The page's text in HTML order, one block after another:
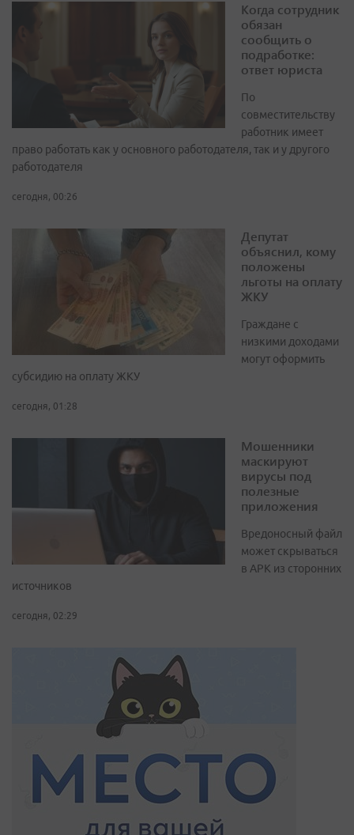
Когда сотрудник
обязан
сообщить о
подработке:
ответ юриста
По
совместительству
работник имеет
право работать как у основного работодателя, так и у другого
работодателя
сегодня, 00:26
Депутат
объяснил, кому
положены
льготы на оплату
ЖКУ
Граждане с
низкими доходами
могут оформить
субсидию на оплату ЖКУ
сегодня, 01:28
Мошенники
маскируют
вирусы под
полезные
приложения
Вредоносный файл
может скрываться
в APK из сторонних
источников
сегодня, 02:29